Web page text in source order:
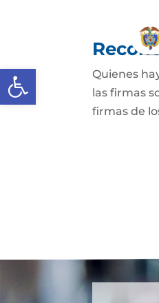
Abrir barra de herramientas
Quienes
las firmas
firmas de